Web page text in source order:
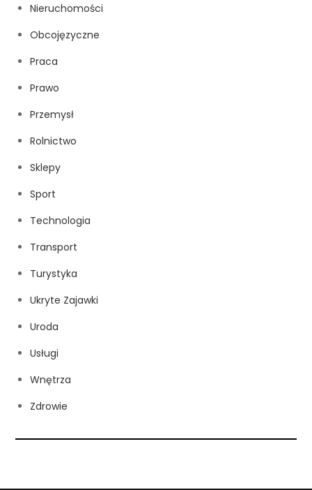
Nieruchomości
Obcojęzyczne
Praca
Prawo
Przemysł
Rolnictwo
Sklepy
Sport
Technologia
Transport
Turystyka
Ukryte Zajawki
Uroda
Usługi
Wnętrza
Zdrowie